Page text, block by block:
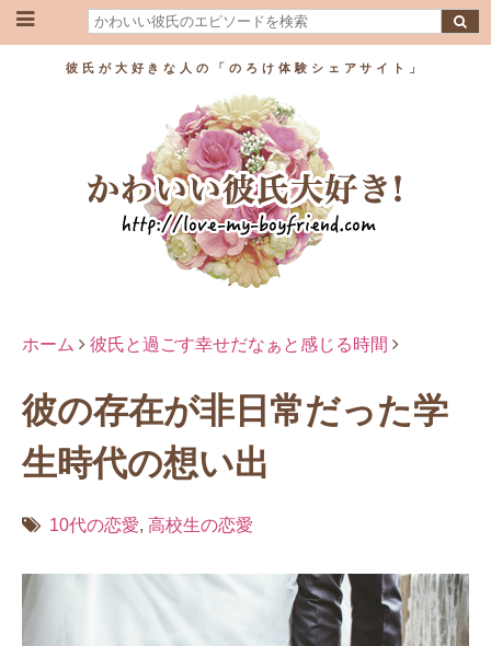
彼氏が大好きな人の「のろけ体験シェアサイト」
ホーム 彼氏と過ごす幸せだなぁと感じる時間
彼の存在が非日常だった学
生時代の想い出
10代の恋愛, 高校生の恋愛